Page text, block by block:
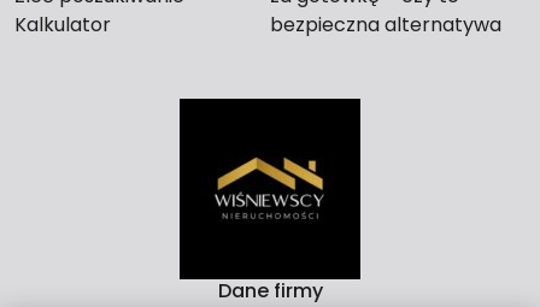
Kalkulator
bezpieczna alternatywa
Dane firmy